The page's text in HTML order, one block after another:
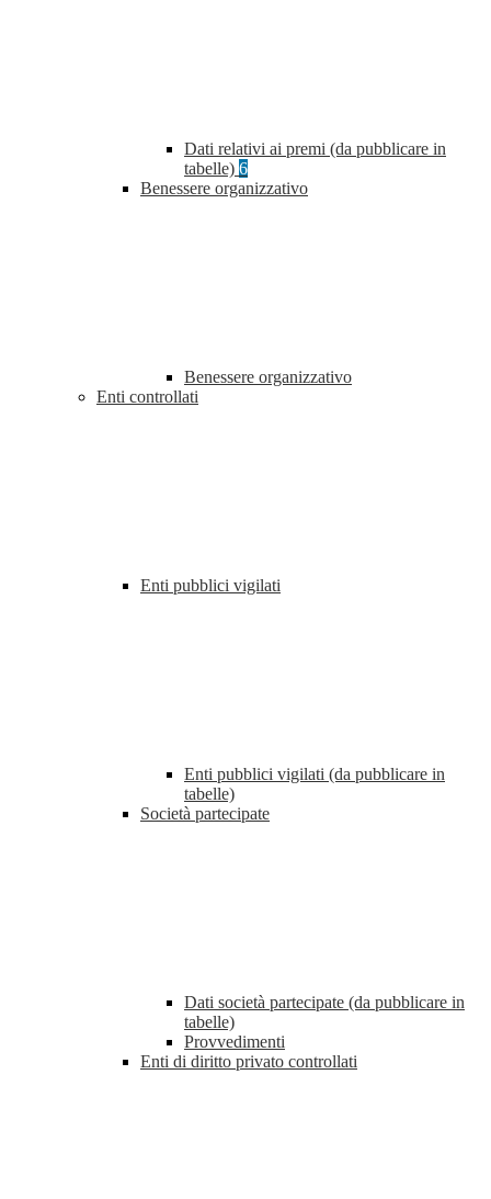
Dati relativi ai premi (da pubblicare in
tabelle) 6
Benessere organizzativo
Benessere organizzativo
Enti controllati
Enti pubblici vigilati
Enti pubblici vigilati (da pubblicare in
tabelle)
Società partecipate
Dati società partecipate (da pubblicare in
tabelle)
Provvedimenti
Enti di diritto privato controllati